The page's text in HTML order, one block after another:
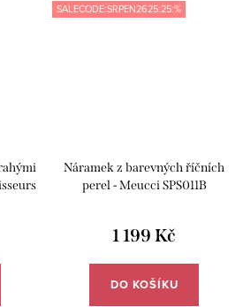
SALECODE:SRPEN2625:25:%
Náramek z barevných říčních
perel - Meucci SPS011B
1 199 Kč
DO KOŠÍKU